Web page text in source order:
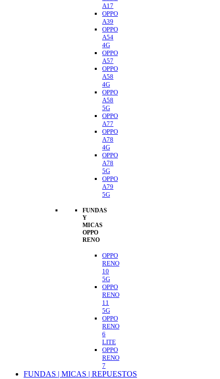
A17
OPPO
A39
OPPO
A54
4G
OPPO
A57
OPPO
A58
4G
OPPO
A58
5G
OPPO
A77
OPPO
A78
4G
OPPO
A78
5G
OPPO
A79
5G
FUNDAS
Y
MICAS
OPPO
RENO
OPPO
RENO
10
5G
OPPO
RENO
11
5G
OPPO
RENO
6
LITE
OPPO
RENO
7
FUNDAS | MICAS | REPUESTOS